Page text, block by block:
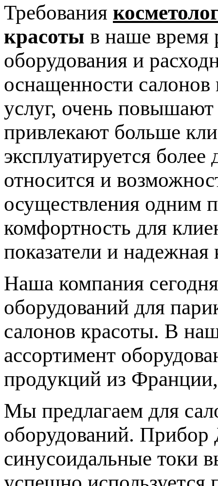
Требования
красоты в наше время
оборудования и
оснащенности салонов
услуг, очень
привлекают больше
эксплуатируется
относится и
осуществления одним
комфортность для
показатели и надежная
Наша компания
оборудований для
салонов красоты. В
ассортимент
продукций из
Мы предлагаем для
оборудований. Прибор
синусоидальные токи